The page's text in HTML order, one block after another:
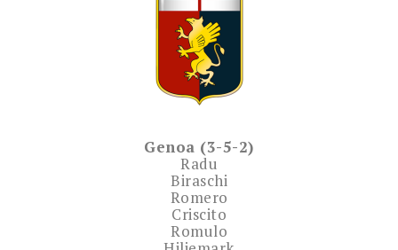
Genoa (3-5-2)
Radu
Biraschi
Romero
Criscito
Romulo